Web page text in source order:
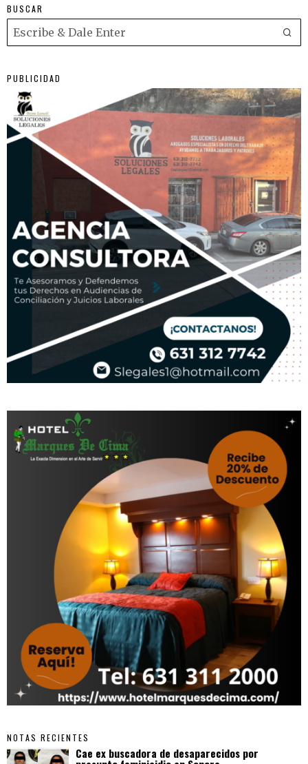
BUSCAR
PUBLICIDAD
NOTAS RECIENTES
Cae ex buscadora de desaparecidos por